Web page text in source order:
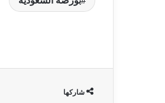
شاركها